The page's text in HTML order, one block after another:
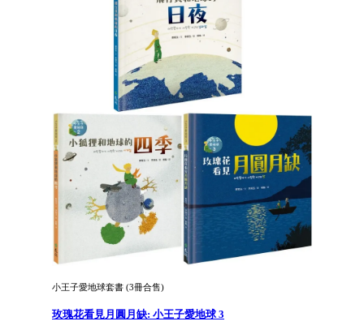
小王子愛地球套書 (3冊合售)
玫瑰花看見月圓月缺: 小王子愛地球 3